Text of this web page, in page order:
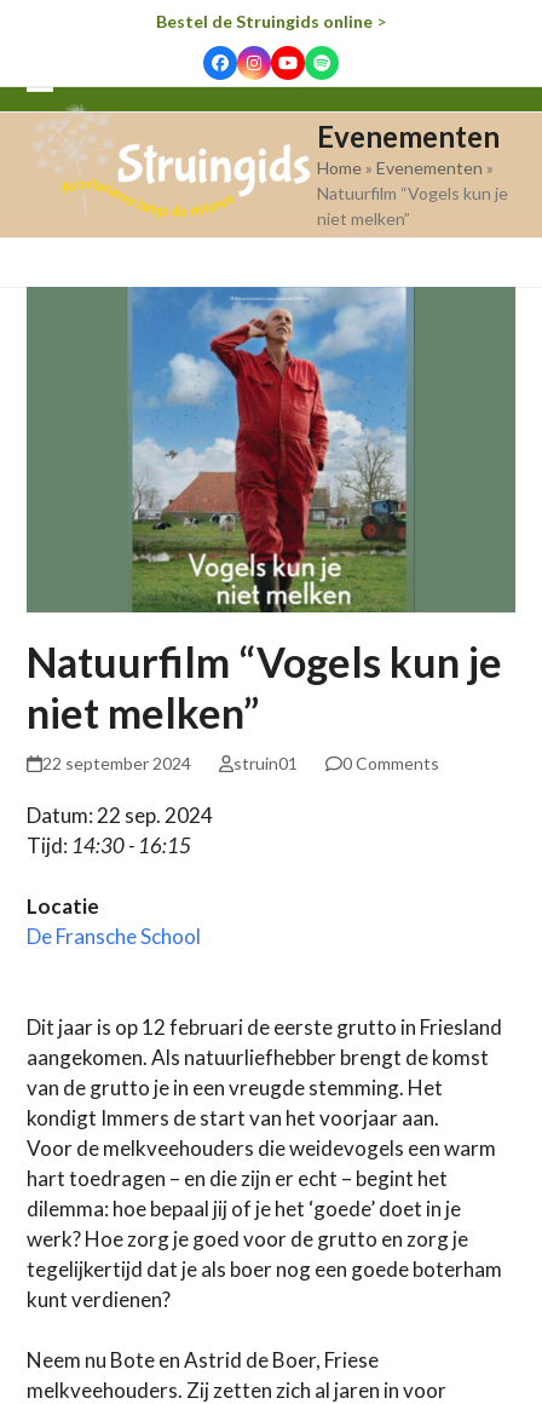
Bestel de Struingids online>
FacebookInstagram
YouTube
Spotify
Open
mobile
menu
Close
mobile
menu
Evenementen
Home »Evenementen »
Natuurfilm “Vogels kun je
niet melken”
Natuurfilm “Vogels kun je
niet melken”
22 september 2024 struin01 0 Comments
Datum: 22 sep. 2024
Tijd: 14:30 - 16:15
Locatie
De Fransche School
Dit jaar is op 12 februari de eerste grutto in Friesland
aangekomen. Als natuurliefhebber brengt de komst
van de grutto je in een vreugde stemming. Het
kondigt Immers de start van het voorjaar aan.
Voor de melkveehouders die weidevogels een warm
hart toedragen – en die zijn er echt – begint het
dilemma: hoe bepaal jij of je het ‘goede’ doet in je
werk? Hoe zorg je goed voor de grutto en zorg je
tegelijkertijd dat je als boer nog een goede boterham
kunt verdienen?
Neem nu Bote en Astrid de Boer, Friese
melkveehouders. Zij zetten zich al jaren in voor